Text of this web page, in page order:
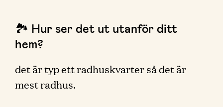
🏞 Hur ser det ut utanför ditt
hem?
det är typ ett radhuskvarter så det är
mest radhus.